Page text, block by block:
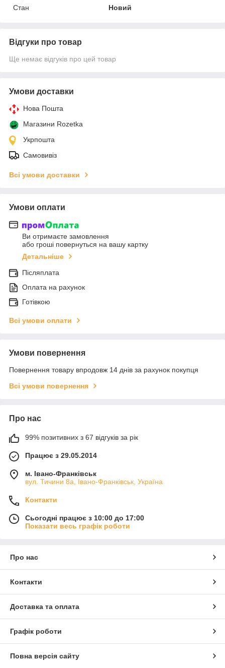
Стан
Новий
Відгуки про товар
Ще немає відгуків про цей товар
Умови доставки
Нова Пошта
Магазини Rozetka
Укрпошта
Самовивіз
Всі умови доставки
Умови оплати
Ви отримаєте замовлення
або гроші повернуться на вашу картку
Детальніше
Післяплата
Оплата на рахунок
Готівкою
Всі умови оплати
Умови повернення
Повернення товару впродовж 14 днів за рахунок покупця
Всі умови повернення
Про нас
99% позитивних з 67 відгуків за рік
Працює з 29.05.2014
м. Івано-Франківськ
вул. Тичини 8а, Івано-Франківськ, Україна
Контакти
Сьогодні працює з 10:00 до 17:00
Показати весь графік роботи
Про нас
Контакти
Доставка та оплата
Графік роботи
Повна версія сайту